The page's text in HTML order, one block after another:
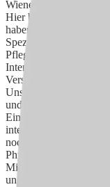
Wienebüttel!
Hier betreuen 88
haben verschiedene
Spezialisierungen, da
Pflegebedürfnisse sind.
Intensivpflege (Phase
Versorgung im
Unser Wohnbereich
und Förderung von
Einschränkungen
integrierte
noch einen Bereich der
Physiotherapie sowie
Mitarbeitenden, die
uns!